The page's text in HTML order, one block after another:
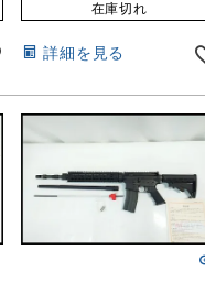
在庫切れ
詳細を見る